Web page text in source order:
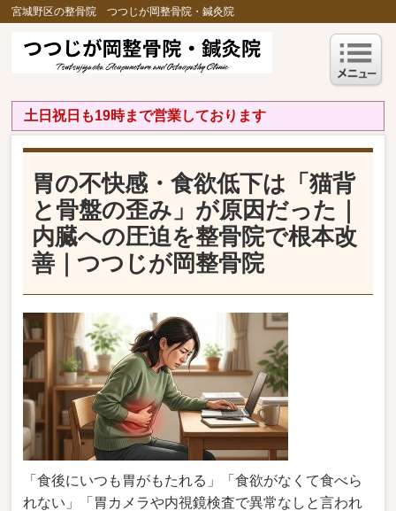
宮城野区の整骨院 つつじが岡整骨院・鍼灸院
土日祝日も19時まで営業しております
胃の不快感・食欲低下は「猫背
と骨盤の歪み」が原因だった｜
内臓への圧迫を整骨院で根本改
善｜つつじが岡整骨院
「食後にいつも胃がもたれる」「食欲がなくて食べら
れない」「胃カメラや内視鏡検査で異常なしと言われ